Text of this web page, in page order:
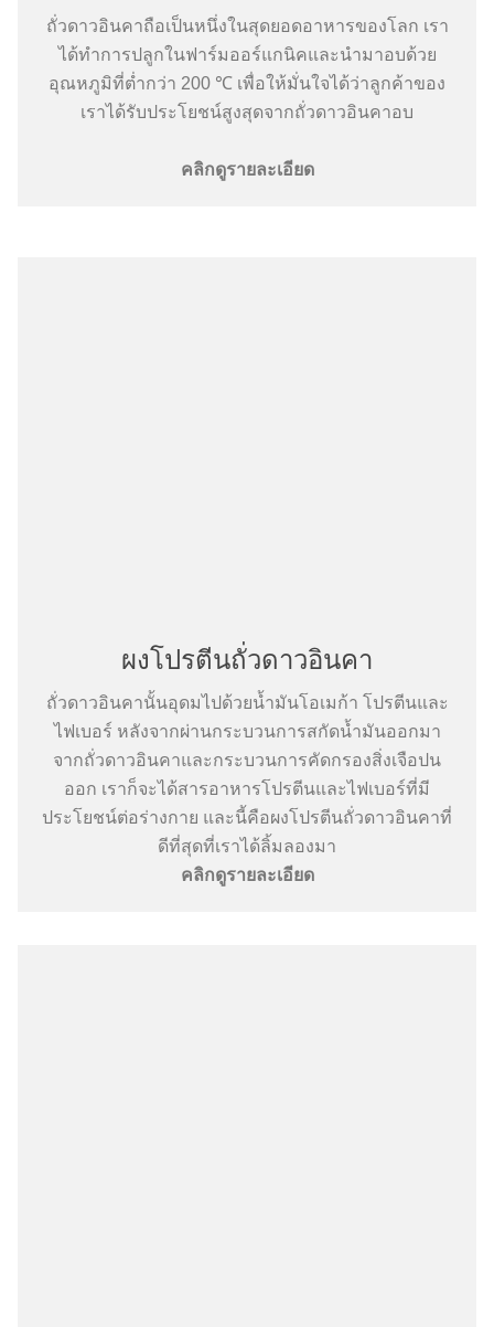
ถั่วดาวอินคาถือเป็นหนึ่งในสุดยอดอาหารของโลก เรา
ได้ทำการปลูกในฟาร์มออร์แกนิคและนำมาอบด้วย
อุณหภูมิที่ต่ำกว่า 200 ℃ เพื่อให้มั่นใจได้ว่าลูกค้าของ
เราได้รับประโยชน์สูงสุดจากถั่วดาวอินคาอบ
คลิกดูรายละเอียด
ผงโปรตีนถั่วดาวอินคา
ถั่วดาวอินคานั้นอุดมไปด้วยน้ำมันโอเมก้า โปรตีนและ
ไฟเบอร์ หลังจากผ่านกระบวนการสกัดน้ำมันออกมา
จากถั่วดาวอินคาและกระบวนการคัดกรองสิ่งเจือปน
ออก เราก็จะได้สารอาหารโปรตีนและไฟเบอร์ที่มี
ประโยชน์ต่อร่างกาย และนี้คือผงโปรตีนถั่วดาวอินคาที่
ดีที่สุดที่เราได้ลิ้มลองมา
คลิกดูรายละเอียด